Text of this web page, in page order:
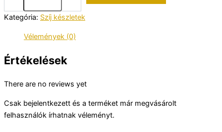
szíj
készlet
mennyiség
Kategória: Szíj készletek
Vélemények (0)
Értékelések
There are no reviews yet
Csak bejelentkezett és a terméket már megvásárolt
felhasználók írhatnak véleményt.